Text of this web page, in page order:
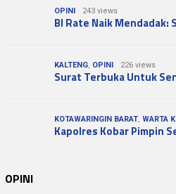
OPINI 243 views
BI Rate Naik Mendadak:
KALTENG, OPINI 226 views
Surat Terbuka Untuk
KOTAWARINGIN BARAT, WARTA
Kapolres Kobar Pimpin
OPINI